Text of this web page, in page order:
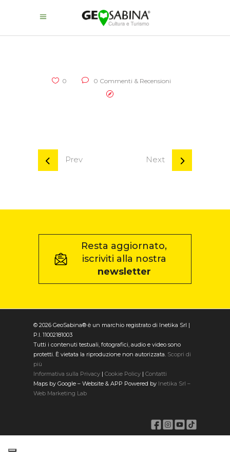
0 0 Commenti & Recensioni
Prev Next
Resta aggiornato,
iscriviti alla nostra
newsletter
© 2026 GeoSabina® è un marchio registrato di Inetika Srl |
P.I. 11002181003
Tutti i contenuti testuali, fotografici, audio e video sono
protetti. È vietata la riproduzione non autorizzata. Scopri di
più
Informativa sulla Privacy | Cookie Policy | Contatti
Maps by Google – Website & APP Powered by Inetika Srl –
Web Marketing Lab